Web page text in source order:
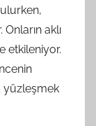
aklı
etkileniyor.
yüzleşmek